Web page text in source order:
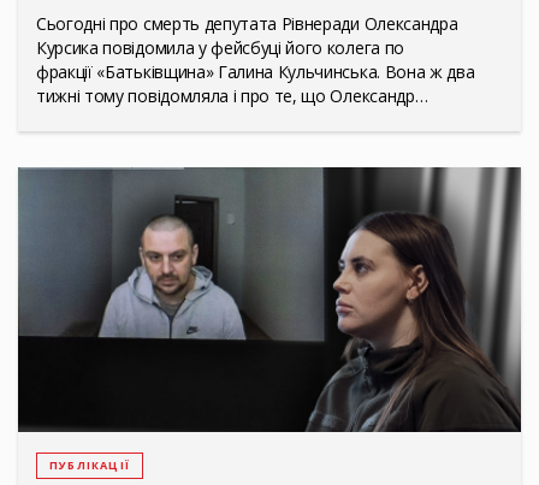
Сьогодні про смерть депутата Рівнеради Олександра
Курсика повідомила у фейсбуці його колега по
фракції «Батьківщина» Галина Кульчинська. Вона ж два
тижні тому повідомляла і про те, що Олександр…
ПУБЛІКАЦІЇ